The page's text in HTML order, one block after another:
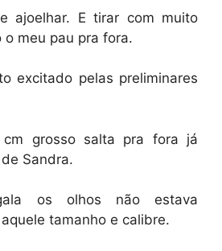
ajoelhar. E tirar com muito
meu pau pra fora.
excitado pelas preliminares
grosso salta pra fora já
Sandra.
os olhos não estava
tamanho e calibre.